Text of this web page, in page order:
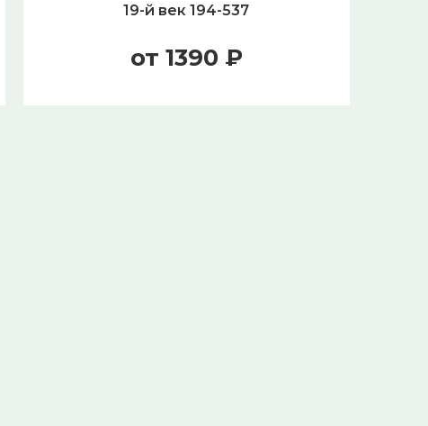
19-й век 194-537
от 1390 ₽